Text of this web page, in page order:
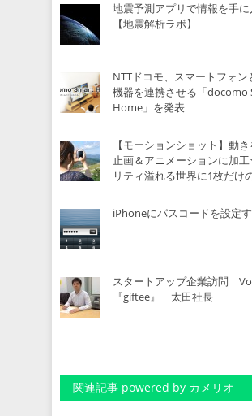
地震予測アプリで情報を手
【地震解析ラボ】
NTTドコモ、スマートフォン
機器を連携させる「docomo
Home」を発表
【モーションショット】動
止画＆アニメーションに加
リティ溢れる世界に1枚だけ
iPhoneにパスコードを設定
スタートアップ企業訪問
『giftee』 太田社長
関連記事 powered by カメリオ